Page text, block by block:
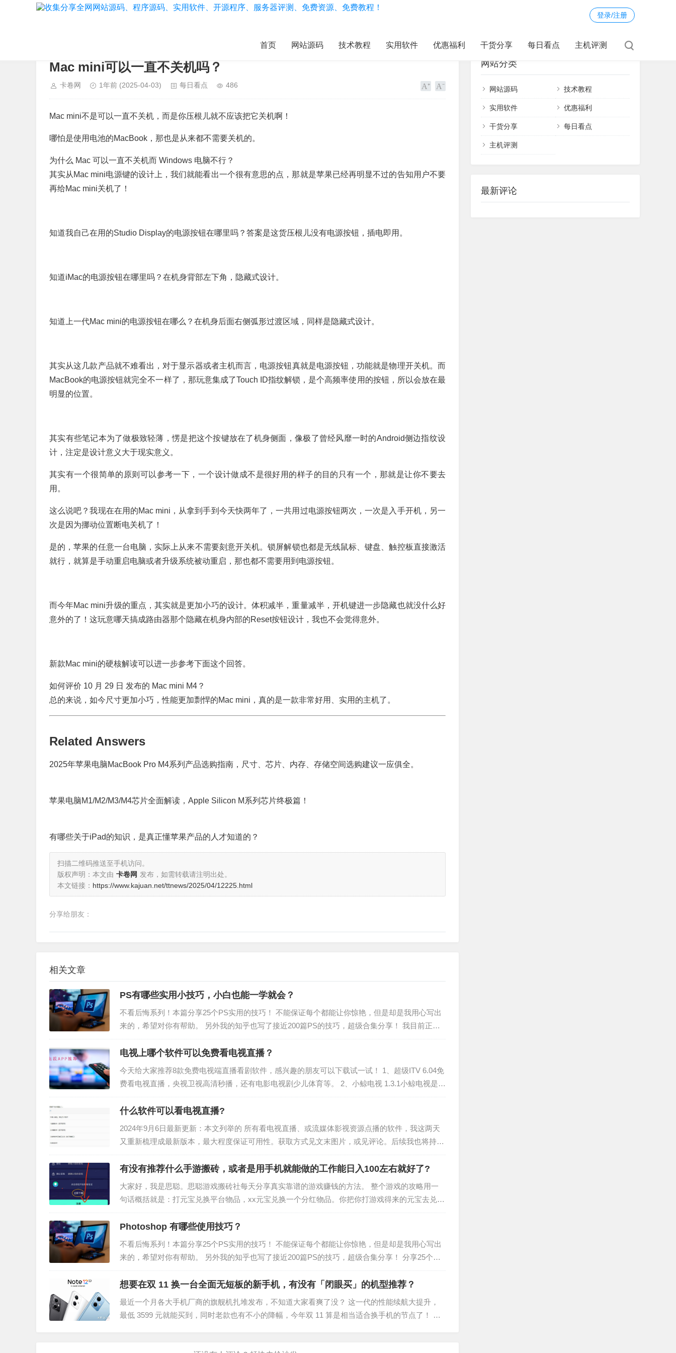
登录/注册
首页 网站源码 技术教程 实用软件 优惠福利 干货分享 每日看点 主机评测
Mac mini可以一直不关机吗？
卡卷网 1年前 (2025-04-03) 每日看点 486
Mac mini不是可以一直不关机，而是你压根儿就不应该把它关机啊！
哪怕是使用电池的MacBook，那也是从来都不需要关机的。
为什么 Mac 可以一直不关机而 Windows 电脑不行？
其实从Mac mini电源键的设计上，我们就能看出一个很有意思的点，那就是苹果已经再明显不过的告知用户不要
再给Mac mini关机了！
知道我自己在用的Studio Display的电源按钮在哪里吗？答案是这货压根儿没有电源按钮，插电即用。
知道iMac的电源按钮在哪里吗？在机身背部左下角，隐藏式设计。
知道上一代Mac mini的电源按钮在哪么？在机身后面右侧弧形过渡区域，同样是隐藏式设计。
其实从这几款产品就不难看出，对于显示器或者主机而言，电源按钮真就是电源按钮，功能就是物理开关机。而
MacBook的电源按钮就完全不一样了，那玩意集成了Touch ID指纹解锁，是个高频率使用的按钮，所以会放在最
明显的位置。
其实有些笔记本为了做极致轻薄，愣是把这个按键放在了机身侧面，像极了曾经风靡一时的Android侧边指纹设
计，注定是设计意义大于现实意义。
其实有一个很简单的原则可以参考一下，一个设计做成不是很好用的样子的目的只有一个，那就是让你不要去
用。
这么说吧？我现在在用的Mac mini，从拿到手到今天快两年了，一共用过电源按钮两次，一次是入手开机，另一
次是因为挪动位置断电关机了！
是的，苹果的任意一台电脑，实际上从来不需要刻意开关机。锁屏解锁也都是无线鼠标、键盘、触控板直接激活
就行，就算是手动重启电脑或者升级系统被动重启，那也都不需要用到电源按钮。
而今年Mac mini升级的重点，其实就是更加小巧的设计。体积减半，重量减半，开机键进一步隐藏也就没什么好
意外的了！这玩意哪天搞成路由器那个隐藏在机身内部的Reset按钮设计，我也不会觉得意外。
新款Mac mini的硬核解读可以进一步参考下面这个回答。
如何评价 10 月 29 日 发布的 Mac mini M4？
总的来说，如今尺寸更加小巧，性能更加剽悍的Mac mini，真的是一款非常好用、实用的主机了。
Related Answers
2025年苹果电脑MacBook Pro M4系列产品选购指南，尺寸、芯片、内存、存储空间选购建议一应俱全。
苹果电脑M1/M2/M3/M4芯片全面解读，Apple Silicon M系列芯片终极篇！
有哪些关于iPad的知识，是真正懂苹果产品的人才知道的？
扫描二维码推送至手机访问。
版权声明：本文由 卡卷网 发布，如需转载请注明出处。
本文链接： https://www.kajuan.net/ttnews/2025/04/12225.html
分享给朋友：
相关文章
PS有哪些实用小技巧，小白也能一学就会？
不看后悔系列！本篇分享25个PS实用的技巧！ 不能保证每个都能让你惊艳，但是却是我用心写出
来的，希望对你有帮助。 另外我的知乎也写了接近200篇PS的技巧，超级合集分享！ 我目前正在
带一个PS/Ai的软件训练营，两个多月搞定两大软件的学…
电视上哪个软件可以免费看电视直播？
今天给大家推荐8款免费电视端直播看剧软件，感兴趣的朋友可以下载试一试！ 1、超级ITV 6.04免
费看电视直播，央视卫视高清秒播，还有电影电视剧少儿体育等。 2、小鲸电视 1.3.1小鲸电视是一
款智能电视应用，集成了多个内容来源，包括腾讯视…
什么软件可以看电视直播?
2024年9月6日最新更新：本文列举的 所有看电视直播、或流媒体影视资源点播的软件，我这两天
又重新梳理成最新版本，最大程度保证可用性。获取方式见文末图片，或见评论。后续我也将持续
更新，文章是旧的软件也会是新的，保证都是最新可用版本。作为一个…
有没有推荐什么手游搬砖，或者是用手机就能做的工作能日入100左右就好了?
大家好，我是思聪。思聪游戏搬砖社每天分享真实靠谱的游戏赚钱的方法。 整个游戏的攻略用一
句话概括就是：打元宝兑换平台物品，xx元宝兑换一个分红物品。你把你打游戏得来的元宝去兑换
平台的分红物品，就能每天领取xx元的分红。（具体看是哪个分红物品，…
Photoshop 有哪些使用技巧？
不看后悔系列！本篇分享25个PS实用的技巧！ 不能保证每个都能让你惊艳，但是却是我用心写出
来的，希望对你有帮助。 另外我的知乎也写了接近200篇PS的技巧，超级合集分享！ 分享25个关
于PS的技巧 一、快速制作文字倒影1、新建文档，15…
想要在双 11 换一台全面无短板的新手机，有没有「闭眼买」的机型推荐？
最近一个月各大手机厂商的旗舰机扎堆发布，不知道大家看爽了没？ 这一代的性能续航大提升，
最低 3599 元就能买到，同时老款也有不小的降幅，今年双 11 算是相当适合换手机的节点了！ 这
网站分类
网站源码 技术教程
实用软件 优惠福利
干货分享 每日看点
主机评测
最新评论